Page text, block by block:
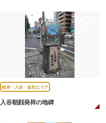
根岸・入谷・金杉エリア
入谷朝顔発祥の地碑